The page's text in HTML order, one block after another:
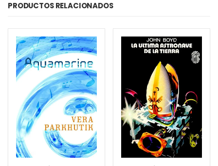
PRODUCTOS RELACIONADOS